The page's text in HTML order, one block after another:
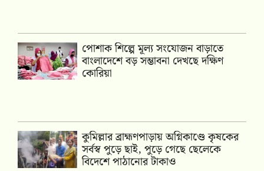
পোশাক শিল্পে মূল্য সংযোজন বাড়াতে
বাংলাদেশে বড় সম্ভাবনা দেখছে দক্ষিণ
কোরিয়া
কুমিল্লার ব্রাহ্মণপাড়ায় অগ্নিকাণ্ডে কৃষকের
সর্বস্ব পুড়ে ছাই, পুড়ে গেছে ছেলেকে
বিদেশে পাঠানোর টাকাও